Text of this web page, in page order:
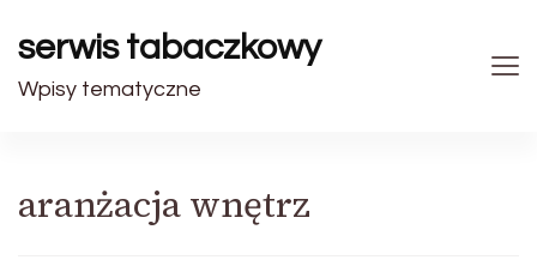
serwis tabaczkowy
Wpisy tematyczne
aranżacja wnętrz